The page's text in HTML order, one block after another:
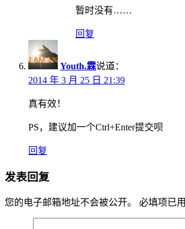
暂时没有……
回复
Youth.霖说道：
2014 年 3 月 25 日 21:39
真有效！
PS，建议加一个Ctrl+Enter提交呗
回复
发表回复
您的电子邮箱地址不会被公开。 必填项已用